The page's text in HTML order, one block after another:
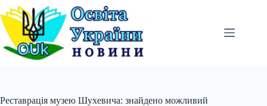
Перейти
до
вмісту
Реставрація музею Шухевича: знайдено можливий